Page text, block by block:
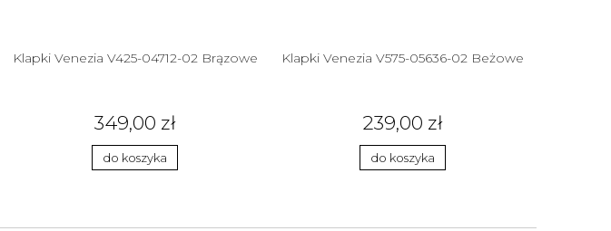
Klapki Venezia V425-04712-02 Brązowe
349,00 zł
do koszyka
Klapki Venezia V575-05636-02 Beżowe
239,00 zł
do koszyka